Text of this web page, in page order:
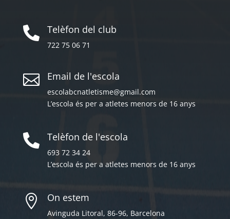
 Telèfon del club
722 75 06 71
 Email de l'escola
escolabcnatletisme@gmail.com
L’escola és per a atletes menors de 16 anys
 Telèfon de l'escola
693 72 34 24
L’escola és per a atletes menors de 16 anys
 On estem
Avinguda Litoral, 86-96, Barcelona